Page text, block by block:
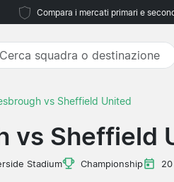
Compara i mercati primari e
vs Sheffield United
vs Sheffield
Stadium Championship